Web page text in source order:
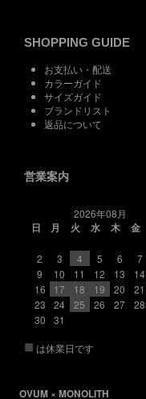
SHOPPING GUIDE
お支払い・配送
カラーガイド
サイズガイド
ブランドリスト
返品について
営業案内
2026年08月
日
月 火 水 木 金
2
3 4 5 6 7
9
10 11 12 13 14
16
17 18 19 20 21
23
24 25 26 27 28
30
31
■ は休業日です
OVUM × MONOLITH